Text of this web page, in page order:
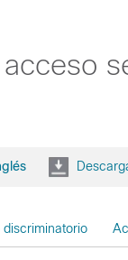
discriminatorio